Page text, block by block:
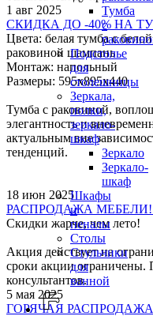
Тумба
с
Подстолье
для
столешницы
Зеркала,
полки,
зеркало-
шкаф
Зеркало
Зеркало-
шкаф
Шкафы
и
пеналы
Столы
Стульчики
для
ванной
1 авг 2025
СКИДКА ДО -40% НА
Цвета: белая тумба с
раковиной шампань
Монтаж: напольный
Размеры: 595х895х440
Тумба с раковиной,
элегантность и
актуальным вне
тенденций.
18 июн 2025
РАСПРОДАЖА МЕБЕЛИ!
Скидки жарче, чем лето!
Акция действует на
сроки акции ограничены.
консультантов.
5 мая 2025
ГОРЯЧАЯ